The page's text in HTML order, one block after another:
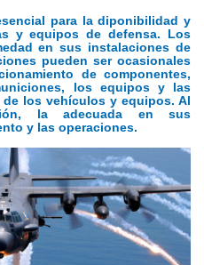
para la diponibilidad y
y equipos de defensa. Los
en sus instalaciones de
pueden ser ocasionales
de componentes,
los equipos y las
los vehículos y equipos. Al
la adecuada en sus
y las operaciones.